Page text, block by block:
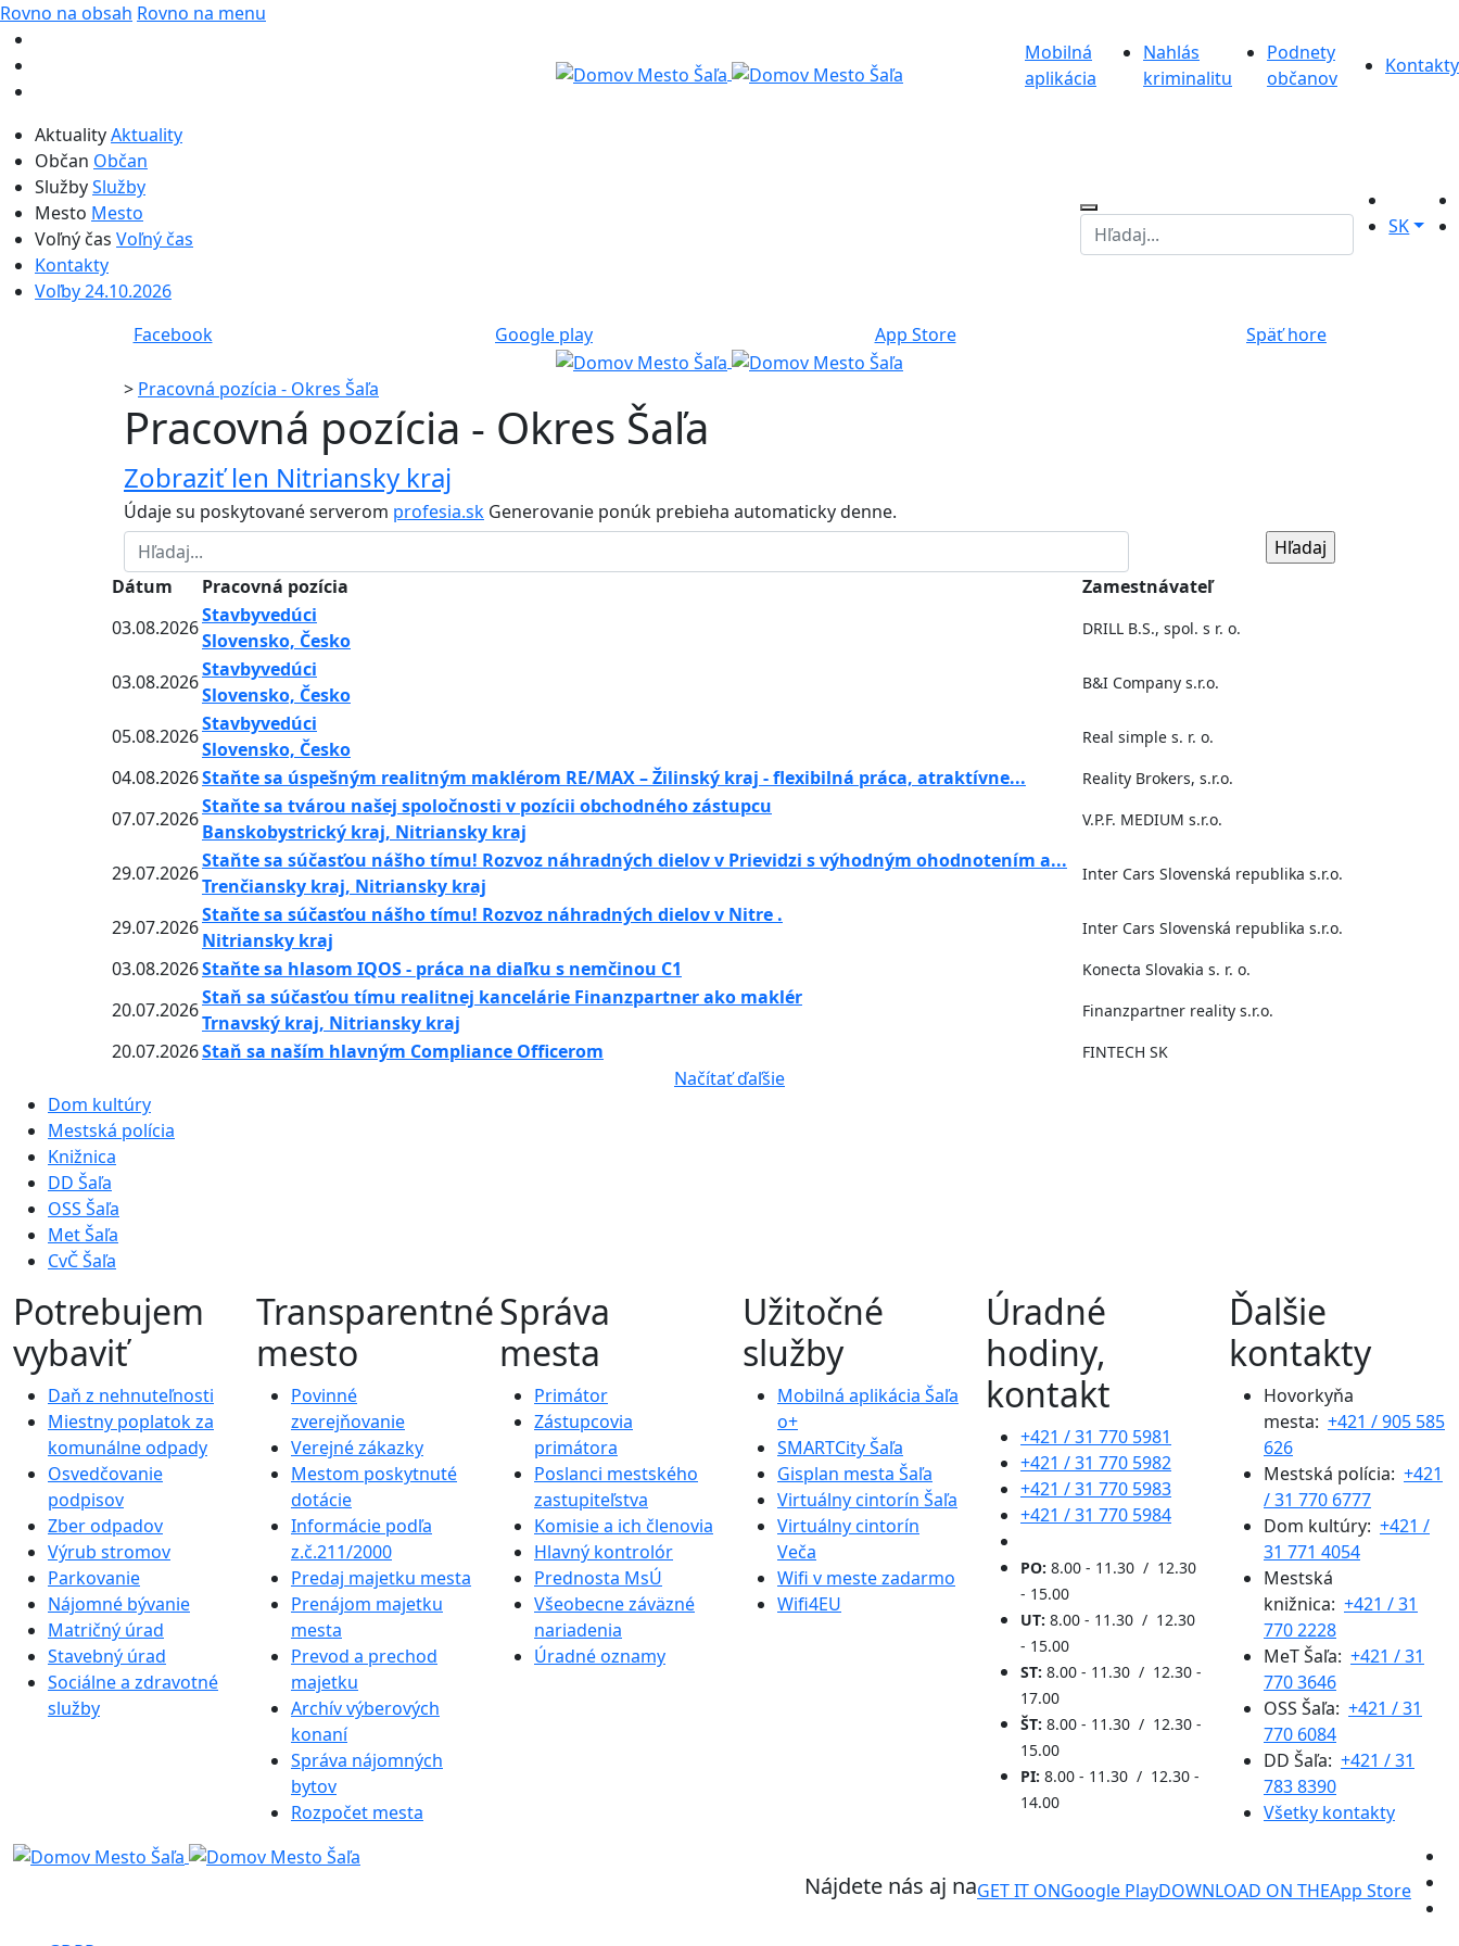
Rovno na obsah Rovno na menu
Mobilná
aplikácia
Nahlás
kriminalitu
Podnety
občanov
Kontakty
AktualityAktuality
Občan Občan
SlužbySlužby
Mesto Mesto
Voľný čas Voľný čas
Kontakty
Voľby 24.10.2026
SK
Facebook Google play App Store Späť hore
> Pracovná pozícia - Okres Šaľa
Pracovná pozícia - Okres Šaľa
Zobraziť len Nitriansky kraj
Údaje su poskytované serverom profesia.sk Generovanie ponúk prebieha automaticky denne.
Dátum Pracovná pozícia
Zamestnávateľ
03.08.2026
Stavbyvedúci
Slovensko, Česko
DRILL B.S., spol. s r. o.
03.08.2026
Stavbyvedúci
Slovensko, Česko
B&I Company s.r.o.
05.08.2026
Stavbyvedúci
Slovensko, Česko
Real simple s. r. o.
04.08.2026Staňte sa úspešným realitným maklérom RE/MAX – Žilinský kraj - flexibilná práca, atraktívne... Reality Brokers, s.r.o.
07.07.2026
Staňte sa tvárou našej spoločnosti v pozícii obchodného zástupcu
Banskobystrický kraj, Nitriansky kraj
V.P.F. MEDIUM s.r.o.
29.07.2026
Staňte sa súčasťou nášho tímu! Rozvoz náhradných dielov v Prievidzi s výhodným ohodnotením a...
Trenčiansky kraj, Nitriansky kraj
Inter Cars Slovenská republika s.r.o.
29.07.2026
Staňte sa súčasťou nášho tímu! Rozvoz náhradných dielov v Nitre .
Nitriansky kraj
Inter Cars Slovenská republika s.r.o.
03.08.2026Staňte sa hlasom IQOS - práca na diaľku s nemčinou C1 Konecta Slovakia s. r. o.
20.07.2026
Staň sa súčasťou tímu realitnej kancelárie Finanzpartner ako maklér
Trnavský kraj, Nitriansky kraj
Finanzpartner reality s.r.o.
20.07.2026Staň sa naším hlavným Compliance Officerom FINTECH SK
Načítať ďaľšie
Dom kultúry
Mestská polícia
Knižnica
DD Šaľa
OSS Šaľa
Met Šaľa
CvČ Šaľa
Potrebujem
vybaviť
Daň z nehnuteľnosti
Miestny poplatok za
komunálne odpady
Osvedčovanie
podpisov
Zber odpadov
Výrub stromov
Parkovanie
Nájomné bývanie
Matričný úrad
Stavebný úrad
Sociálne a zdravotné
služby
Transparentné
mesto
Povinné
zverejňovanie
Verejné zákazky
Mestom poskytnuté
dotácie
Informácie podľa
z.č.211/2000
Predaj majetku mesta
Prenájom majetku
mesta
Prevod a prechod
majetku
Archív výberových
konaní
Správa nájomných
bytov
Rozpočet mesta
Správa
mesta
Primátor
Zástupcovia
primátora
Poslanci mestského
zastupiteľstva
Komisie a ich členovia
Hlavný kontrolór
Prednosta MsÚ
Všeobecne záväzné
nariadenia
Úradné oznamy
Užitočné
služby
Mobilná aplikácia Šaľa
o+
SMARTCity Šaľa
Gisplan mesta Šaľa
Virtuálny cintorín Šaľa
Virtuálny cintorín
Veča
Wifi v meste zadarmo
Wifi4EU
Úradné
hodiny,
kontakt
+421 / 31 770 5981
+421 / 31 770 5982
+421 / 31 770 5983
+421 / 31 770 5984
PO: 8.00 - 11.30 / 12.30
- 15.00
UT: 8.00 - 11.30 / 12.30
- 15.00
ST: 8.00 - 11.30 / 12.30 -
17.00
ŠT: 8.00 - 11.30 / 12.30 -
15.00
PI: 8.00 - 11.30 / 12.30 -
14.00
Ďalšie
kontakty
Hovorkyňa
mesta: +421 / 905 585
626
Mestská polícia: +421
/ 31 770 6777
Dom kultúry: +421 /
31 771 4054
Mestská
knižnica: +421 / 31
770 2228
MeT Šaľa: +421 / 31
770 3646
OSS Šaľa: +421 / 31
770 6084
DD Šaľa: +421 / 31
783 8390
Všetky kontakty
Nájdete nás aj naGET IT ONGoogle PlayDOWNLOAD ON THEApp Store